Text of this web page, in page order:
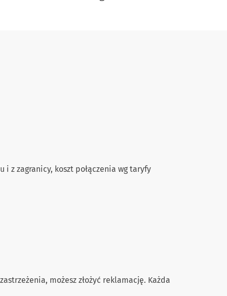
z zagranicy, koszt połączenia wg taryfy
możesz złożyć reklamację. Każda